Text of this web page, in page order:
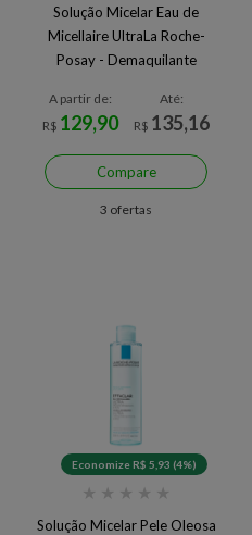
Solução Micelar Eau de
Micellaire UltraLa Roche-
Posay - Demaquilante
A partir de:
R$ 129,90
Até:
R$ 135,16
Compare
3 ofertas
Economize R$ 5,93 (4%)
★ ★ ★ ★ ★
Solução Micelar Pele Oleosa